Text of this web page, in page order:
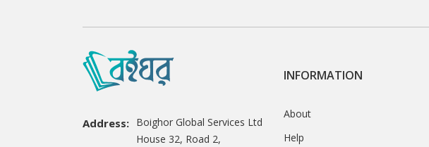
Address: Boighor Global Services Ltd
House 32, Road 2,
INFORMATION
About
Help